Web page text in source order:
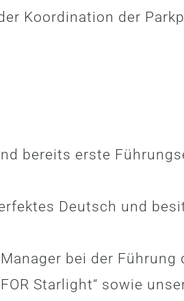
Koordination der
bereits erste
Deutsch und
bei der Führung
Starlight“ sowie